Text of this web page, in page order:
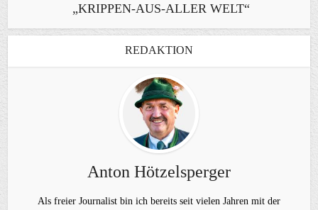
„KRIPPEN-AUS-ALLER WELT“
REDAKTION
Anton Hötzelsperger
Als freier Journalist bin ich bereits seit vielen Jahren mit der